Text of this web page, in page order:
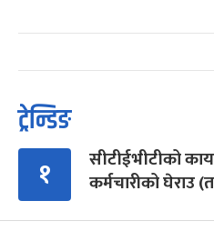
ट्रेन्डिङ
१
सीटीईभीटीको
कर्मचारीको घेराउ